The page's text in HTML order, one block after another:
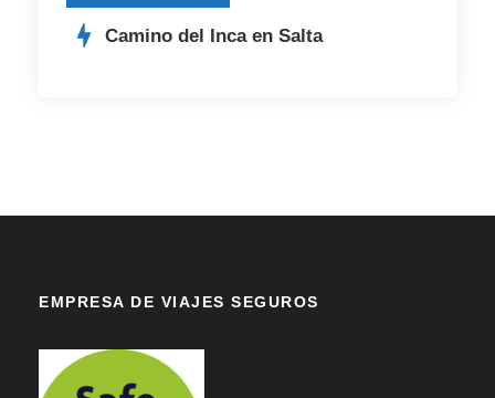
Camino del Inca en Salta
EMPRESA DE VIAJES SEGUROS